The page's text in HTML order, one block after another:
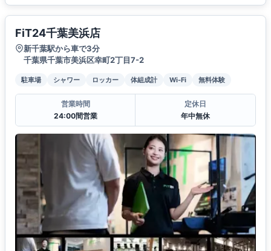
FiT24千葉美浜店
新千葉駅から車で3分
千葉県千葉市美浜区幸町2丁目7-2
駐車場 シャワー ロッカー 体組成計 Wi-Fi 無料体験
営業時間
24:00間営業
定休日
年中無休